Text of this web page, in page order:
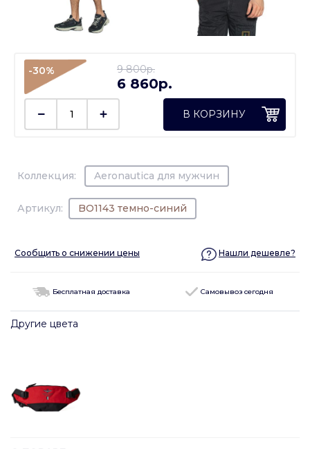
Коллекция: Aeronautica для мужчин
Артикул: BO1143 темно-синий
-30% 9 800p.
6 860p.
В КОРЗИНУ
Сообщить о снижении цены Нашли дешевле?
Бесплатная доставка Самовывоз сегодня
Другие цвета